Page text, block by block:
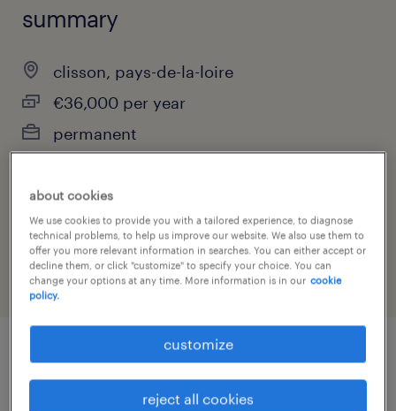
summary
clisson, pays-de-la-loire
€36,000 per year
permanent
job category
sales
job details
about cookies
We use cookies to provide you with a tailored experience, to diagnose
technical problems, to help us improve our website. We also use them to
offer you more relevant information in searches. You can either accept or
decline them, or click "customize" to specify your choice. You can
change your options at any time. More information is in our cookie
policy.
customize
reject all cookies